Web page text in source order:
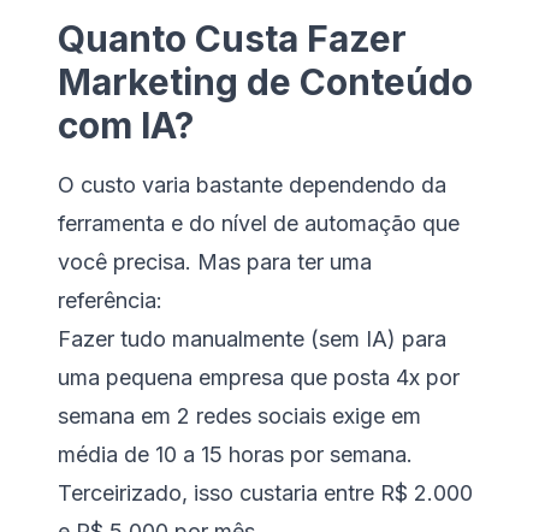
Quanto Custa Fazer
Marketing de Conteúdo
com IA?
O custo varia bastante dependendo da
ferramenta e do nível de automação que
você precisa. Mas para ter uma
referência:
Fazer tudo manualmente (sem IA) para
uma pequena empresa que posta 4x por
semana em 2 redes sociais exige em
média de 10 a 15 horas por semana.
Terceirizado, isso custaria entre R$ 2.000